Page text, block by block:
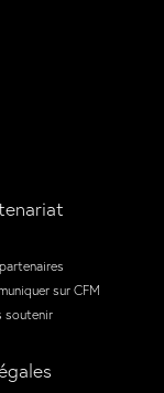
sur CFM
soutenir